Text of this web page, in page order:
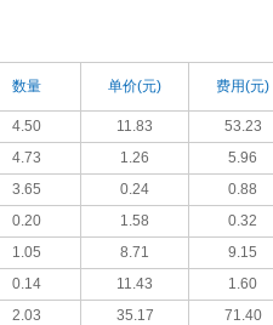
数量 单价(元) 费用(元)
4.50 11.83 53.23
4.73 1.26 5.96
3.65 0.24 0.88
0.20 1.58 0.32
1.05 8.71 9.15
0.14 11.43 1.60
2.03 35.17 71.40